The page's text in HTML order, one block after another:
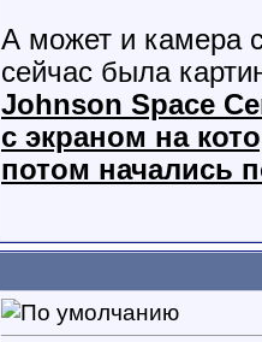
А может и камера
сейчас была
Johnson Space
с экраном на
потом начались